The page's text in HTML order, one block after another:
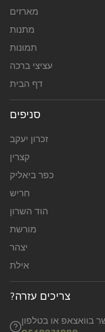
מארזים
מתנות
תמונות
עציצי ברכה
דף הבית
סניפים
זכרון יעקב
קצרין
כפר ביאליק
חריש
הוד השרון
מורשת
יצהר
אילת
?צריכים עזרה
בוואצאפ או בטלפון